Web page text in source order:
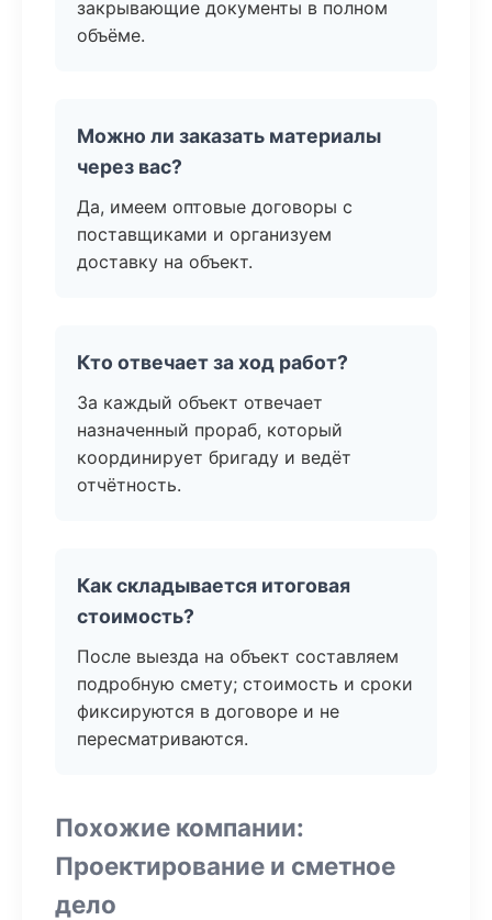
закрывающие документы в полном
объёме.
Можно ли заказать материалы
через вас?
Да, имеем оптовые договоры с
поставщиками и организуем
доставку на объект.
Кто отвечает за ход работ?
За каждый объект отвечает
назначенный прораб, который
координирует бригаду и ведёт
отчётность.
Как складывается итоговая
стоимость?
После выезда на объект составляем
подробную смету; стоимость и сроки
фиксируются в договоре и не
пересматриваются.
Похожие компании:
Проектирование и сметное
дело